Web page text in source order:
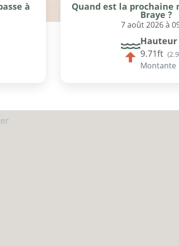
à Quand est la prochaine
Braye ?
7 août 2026 à
Hauteur
9.71ft (
Montante